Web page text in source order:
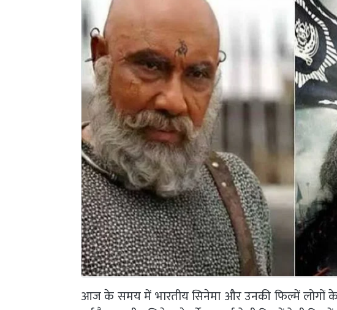
आज के समय में भारतीय सिनेमा और उनकी फिल्में लोगों के